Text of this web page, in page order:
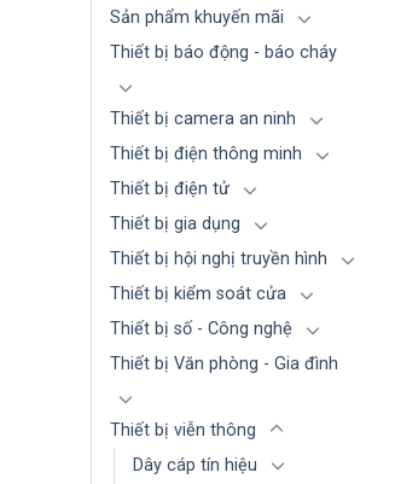
Sản phẩm khuyến mãi
Thiết bị báo động - báo cháy
Thiết bị camera an ninh
Thiết bị điện thông minh
Thiết bị điện tử
Thiết bị gia dụng
Thiết bị hội nghị truyền hình
Thiết bị kiểm soát cửa
Thiết bị số - Công nghệ
Thiết bị Văn phòng - Gia đình
Thiết bị viễn thông
Dây cáp tín hiệu